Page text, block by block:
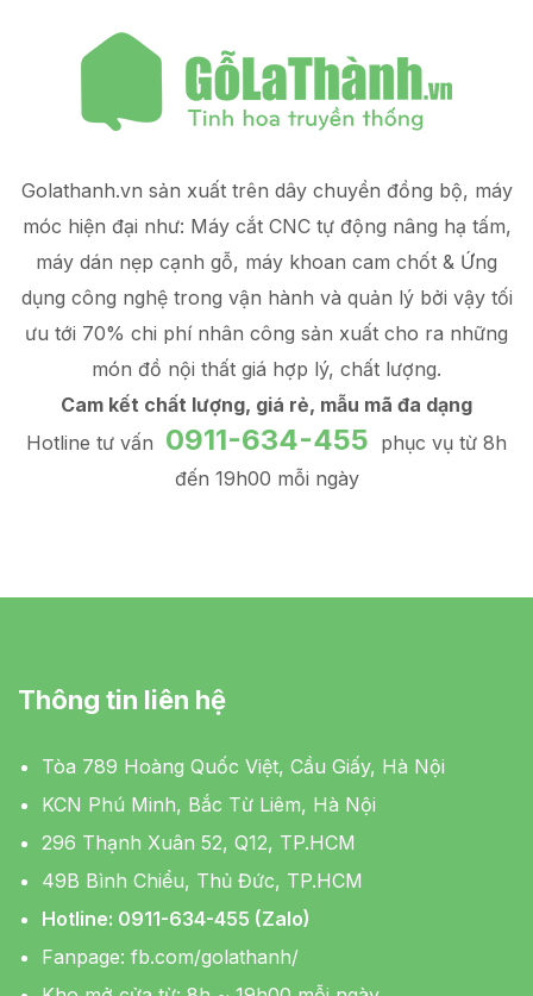
Golathanh.vn sản xuất trên dây chuyền đồng bộ, máy
móc hiện đại như: Máy cắt CNC tự động nâng hạ tấm,
máy dán nẹp cạnh gỗ, máy khoan cam chốt & Ứng
dụng công nghệ trong vận hành và quản lý bởi vậy tối
ưu tới 70% chi phí nhân công sản xuất cho ra những
món đồ nội thất giá hợp lý, chất lượng.
Cam kết chất lượng, giá rẻ, mẫu mã đa dạng
Hotline tư vấn 0911-634-455 phục vụ từ 8h
đến 19h00 mỗi ngày
Thông tin liên hệ
Tòa 789 Hoàng Quốc Việt, Cầu Giấy, Hà Nội
KCN Phú Minh, Bắc Từ Liêm, Hà Nội
296 Thạnh Xuân 52, Q12, TP.HCM
49B Bình Chiểu, Thủ Đức, TP.HCM
Hotline: 0911-634-455 (Zalo)
Fanpage: fb.com/golathanh/